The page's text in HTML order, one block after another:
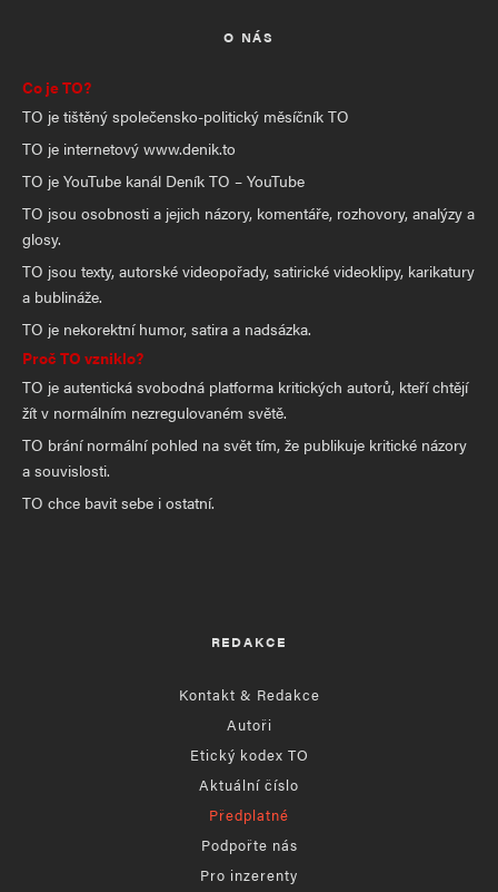
O NÁS
Co je TO?
TO je tištěný společensko-politický měsíčník TO
TO je internetový www.denik.to
TO je YouTube kanál Deník TO – YouTube
TO jsou osobnosti a jejich názory, komentáře, rozhovory, analýzy a
glosy.
TO jsou texty, autorské videopořady, satirické videoklipy, karikatury
a bublináže.
TO je nekorektní humor, satira a nadsázka.
Proč TO vzniklo?
TO je autentická svobodná platforma kritických autorů, kteří chtějí
žít v normálním nezregulovaném světě.
TO brání normální pohled na svět tím, že publikuje kritické názory
a souvislosti.
TO chce bavit sebe i ostatní.
REDAKCE
Kontakt & Redakce
Autoři
Etický kodex TO
Aktuální číslo
Předplatné
Podpořte nás
Pro inzerenty